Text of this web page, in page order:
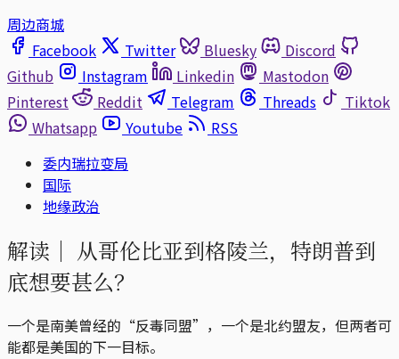
周边商城
Facebook
Twitter Bluesky
Discord
Github
Instagram Linkedin
Mastodon
Pinterest
Reddit Telegram Threads
Tiktok
Whatsapp
Youtube
RSS
委内瑞拉变局
国际
地缘政治
解读｜ 从哥伦比亚到格陵兰，特朗普到
底想要甚么？
一个是南美曾经的“反毒同盟”，一个是北约盟友，但两者可
能都是美国的下一目标。